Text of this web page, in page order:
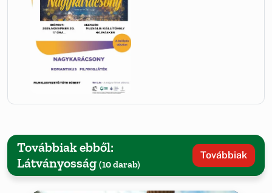
Továbbiak ebből:
Látványosság (10 darab)
Továbbiak